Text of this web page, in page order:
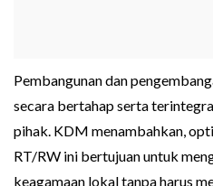
Pembangunan dan
secara bertahap serta
pihak. KDM menambahkan,
RT/RW ini bertujuan untuk
keagamaan lokal tanpa harus